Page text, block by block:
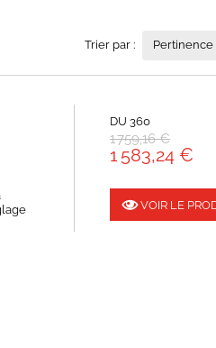
Trier par : Pertinence
DU 360
1 759,16 €
1 583,24 €
VOIR LE